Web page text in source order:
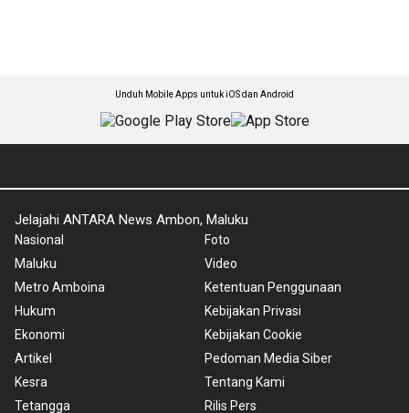
Unduh Mobile Apps untuk iOS dan Android
Jelajahi ANTARA News Ambon, Maluku
Nasional
Maluku
Metro Amboina
Hukum
Ekonomi
Artikel
Kesra
Tetangga
Foto
Video
Ketentuan Penggunaan
Kebijakan Privasi
Kebijakan Cookie
Pedoman Media Siber
Tentang Kami
Rilis Pers